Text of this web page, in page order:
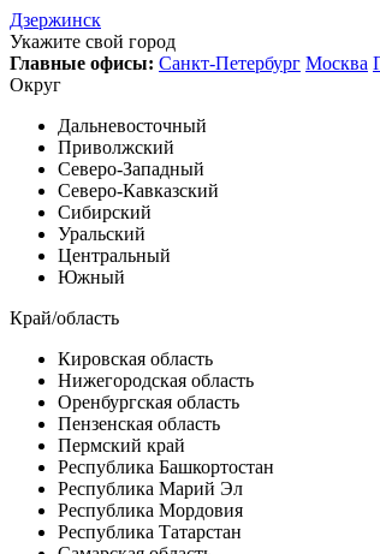
Дзержинск
Укажите свой город
Главные офисы: Санкт-Петербург Москва
Округ
Дальневосточный
Приволжский
Северо-Западный
Северо-Кавказский
Сибирский
Уральский
Центральный
Южный
Край/область
Кировская область
Нижегородская область
Оренбургская область
Пензенская область
Пермский край
Республика Башкортостан
Республика Марий Эл
Республика Мордовия
Республика Татарстан